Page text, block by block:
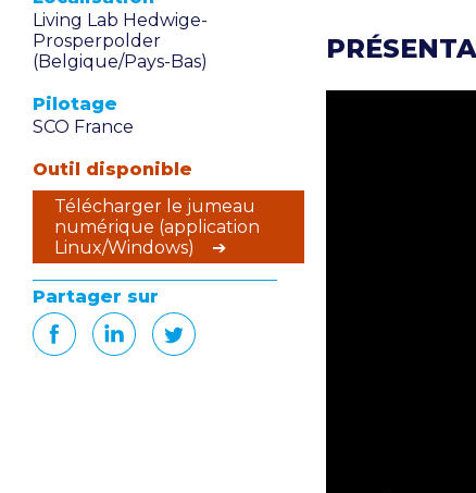
Living Lab Hedwige-
Prosperpolder
(Belgique/Pays-Bas)
Pilotage
SCO France
Outil disponible
Télécharger le jumeau
numérique (application
Linux/Windows) ➔
Partager sur